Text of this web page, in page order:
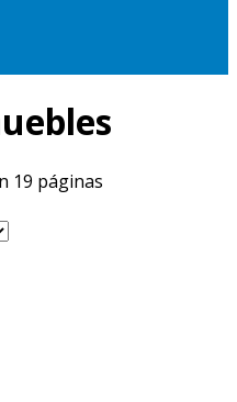
19 páginas